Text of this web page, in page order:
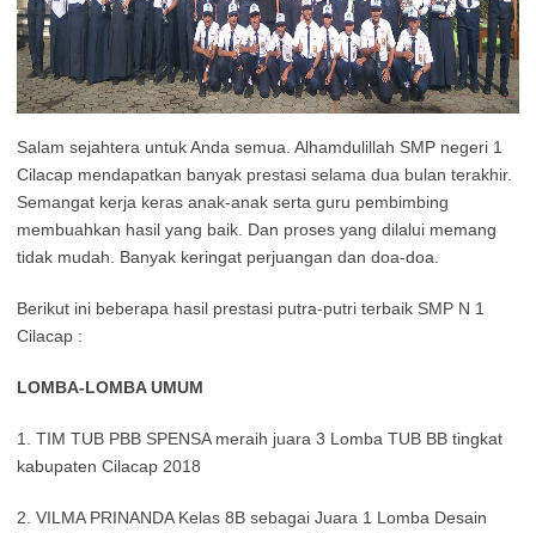
Salam sejahtera untuk Anda semua. Alhamdulillah SMP negeri 1
Cilacap mendapatkan banyak prestasi selama dua bulan terakhir.
Semangat kerja keras anak-anak serta guru pembimbing
membuahkan hasil yang baik. Dan proses yang dilalui memang
tidak mudah. Banyak keringat perjuangan dan doa-doa.
Berikut ini beberapa hasil prestasi putra-putri terbaik SMP N 1
Cilacap :
LOMBA-LOMBA UMUM
1. TIM TUB PBB SPENSA meraih juara 3 Lomba TUB BB tingkat
kabupaten Cilacap 2018
2. VILMA PRINANDA Kelas 8B sebagai Juara 1 Lomba Desain